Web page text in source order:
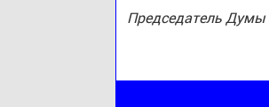
Председатель Думы